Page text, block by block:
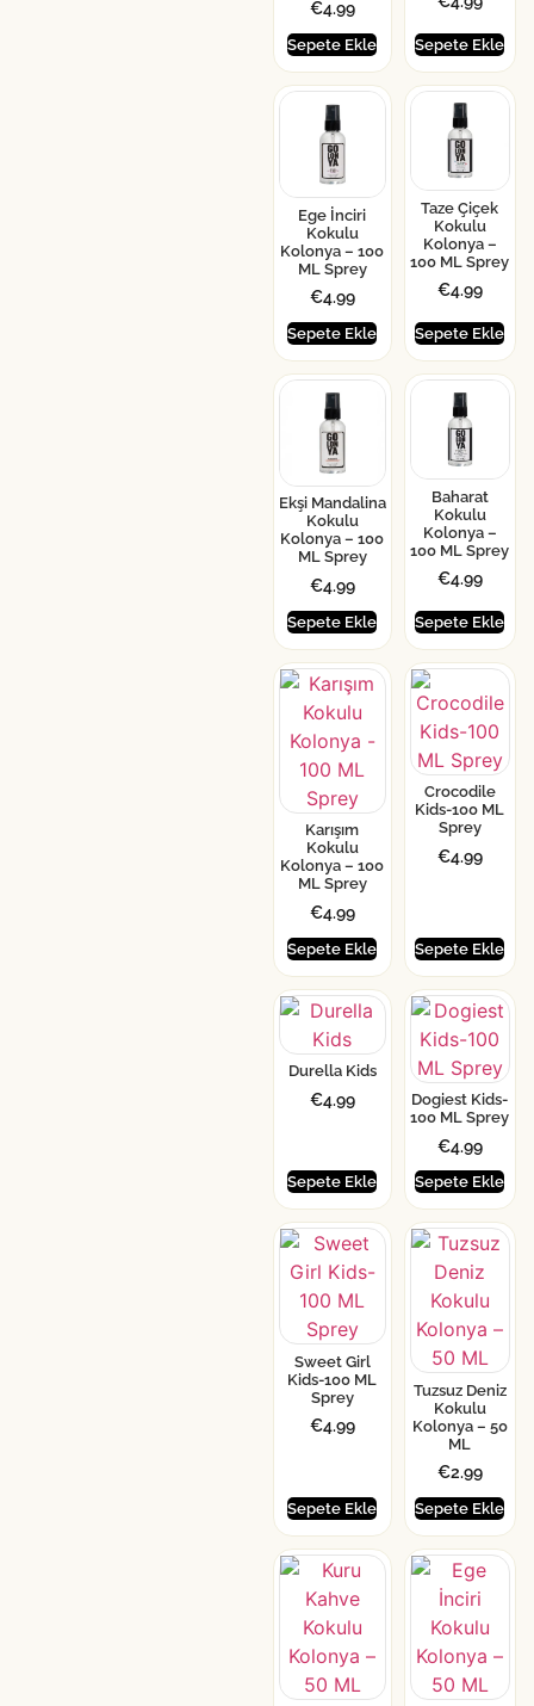
€4.99
Sepete Ekle Sepete Ekle
Ege İnciri
Kokulu
Kolonya – 100
ML Sprey
€4.99
Sepete Ekle
Taze Çiçek
Kokulu
Kolonya –
100 ML Sprey
€4.99
Sepete Ekle
Ekşi Mandalina
Kokulu
Kolonya – 100
ML Sprey
€4.99
Sepete Ekle
Baharat
Kokulu
Kolonya –
100 ML Sprey
€4.99
Sepete Ekle
Karışım
Kokulu
Kolonya – 100
ML Sprey
€4.99
Sepete Ekle
Crocodile
Kids-100 ML
Sprey
€4.99
Sepete Ekle
Durella Kids
€4.99
Sepete Ekle
Dogiest Kids-
100 ML Sprey
€4.99
Sepete Ekle
Sweet Girl
Kids-100 ML
Sprey
€4.99
Sepete Ekle
Tuzsuz Deniz
Kokulu
Kolonya – 50
ML
€2.99
Sepete Ekle